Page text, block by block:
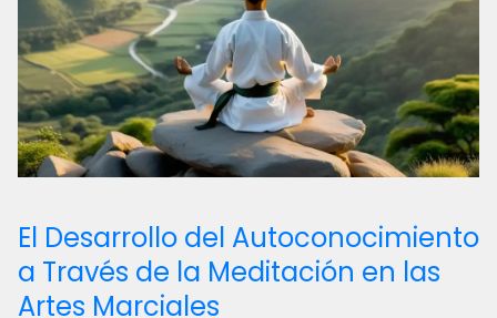
El Desarrollo del Autoconocimiento
a Través de la Meditación en las
Artes Marciales